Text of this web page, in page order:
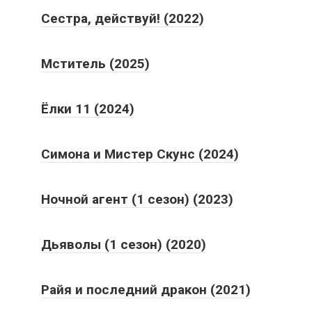
Сестра, действуй! (2022)
Мститель (2025)
Ёлки 11 (2024)
Симона и Мистер Скунс (2024)
Ночной агент (1 сезон) (2023)
Дьяволы (1 сезон) (2020)
Райя и последний дракон (2021)